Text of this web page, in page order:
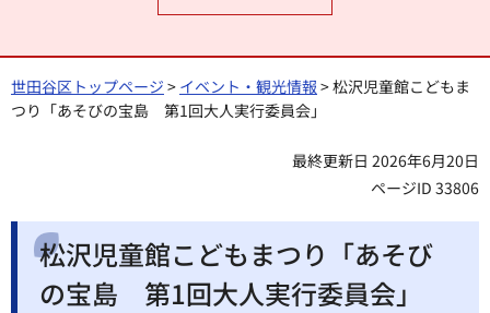
世田谷区トップページ > イベント・観光情報 > 松沢児童館こどもま
つり「あそびの宝島 第1回大人実行委員会」
最終更新日 2026年6月20日
ページID 33806
松沢児童館こどもまつり「あそび
の宝島 第1回大人実行委員会」